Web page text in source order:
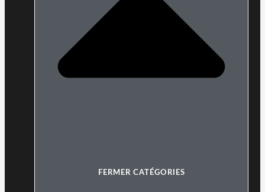
FERMER CATÉGORIES